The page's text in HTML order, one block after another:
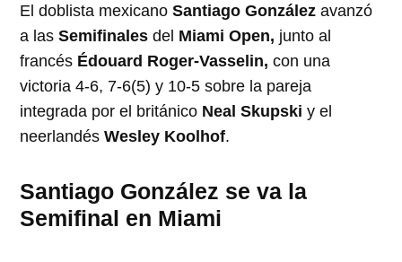
El doblista mexicano Santiago González avanzó
a lasSemifinales del Miami Open, junto al
francés Édouard Roger-Vasselin, con una
victoria 4-6, 7-6(5) y 10-5 sobre la pareja
integrada por el británico Neal Skupski y el
neerlandés Wesley Koolhof.
Santiago González se va la
Semifinal en Miami